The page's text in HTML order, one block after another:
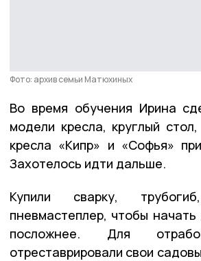
Фото: архив семьи Матюхиных
Во время обучения Ирина
модели кресла, круглый
кресла «Кипр» и «Софья»
Захотелось идти дальше.
Купили сварку,
пневмастеплер, чтобы начать
посложнее. Для
отреставрировали свои